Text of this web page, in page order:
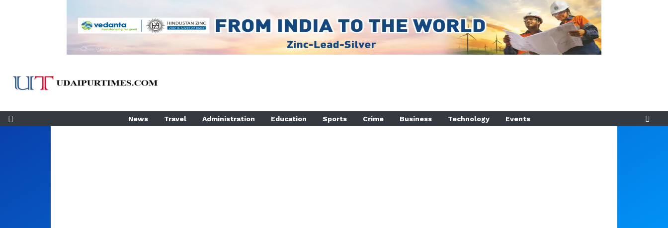
News Travel Administration Education Sports Crime Business Technology Events